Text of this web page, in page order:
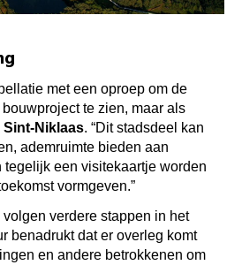
met een oproep om de
te zien, maar als
Niklaas. “Dit stadsdeel kan
ademruimte bieden aan
een visitekaartje worden
vormgeven.”
verdere stappen in het
benadrukt dat er overleg komt
en andere betrokkenen om